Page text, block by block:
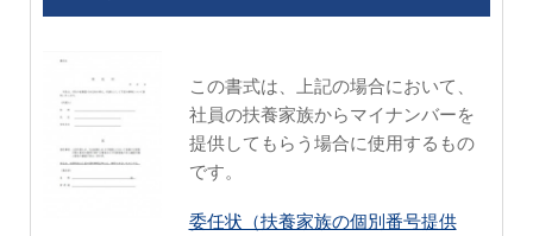
この書式は、上記の場合において、
社員の扶養家族からマイナンバーを
提供してもらう場合に使用するもの
です。
委任状（扶養家族の個別番号提供